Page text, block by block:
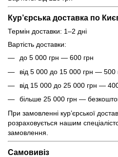
Кур’єрська доставка по
Термін доставки: 1–2 дні
Вартість доставки:
до 5 000 грн — 600 грн
від 5 000 до 15 000 грн — 500
від 15 000 до 25 000 грн —
більше 25 000 грн —
При замовленні кур’єрської
розраховується нашим
замовлення.
Самовивіз